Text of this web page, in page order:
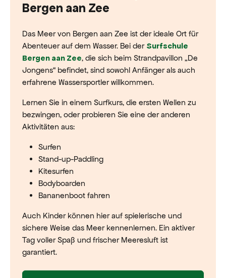
Bergen aan Zee
Das Meer von Bergen aan Zee ist der ideale Ort für
Abenteuer auf dem Wasser. Bei der Surfschule
Bergen aan Zee, die sich beim Strandpavillon „De
Jongens“ befindet, sind sowohl Anfänger als auch
erfahrene Wassersportler willkommen.
Lernen Sie in einem Surfkurs, die ersten Wellen zu
bezwingen, oder probieren Sie eine der anderen
Aktivitäten aus:
Surfen
Stand-up-Paddling
Kitesurfen
Bodyboarden
Bananenboot fahren
Auch Kinder können hier auf spielerische und
sichere Weise das Meer kennenlernen. Ein aktiver
Tag voller Spaß und frischer Meeresluft ist
garantiert.